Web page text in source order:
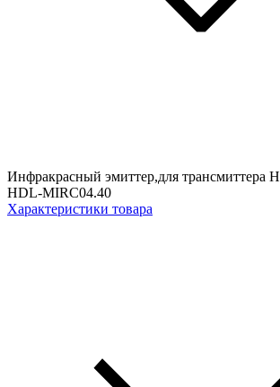
Инфракрасный эмиттер,для трансмиттера
HDL-MIRC04.40
Характеристики товара